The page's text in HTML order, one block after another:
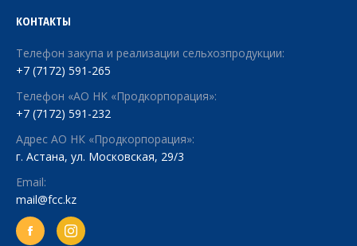
КОНТАКТЫ
Телефон закупа и реализации сельхозпродукции:
+7 (7172) 591-265
Телефон «АО НК «Продкорпорация»:
+7 (7172) 591-232
Адрес АО НК «Продкорпорация»:
г. Астана, ул. Московская, 29/3
Email:
mail@fcc.kz
Facebook